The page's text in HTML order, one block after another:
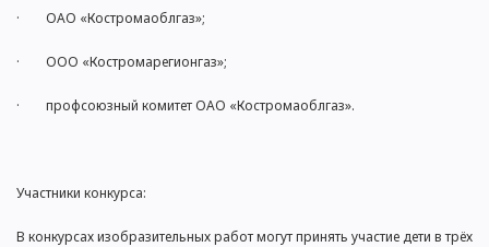
· ОАО «Костромаоблгаз»;
· ООО «Костромарегионгаз»;
· профсоюзный комитет ОАО «Костромаоблгаз».
Участники конкурса:
В конкурсах изобразительных работ могут принять участие дети в трёх